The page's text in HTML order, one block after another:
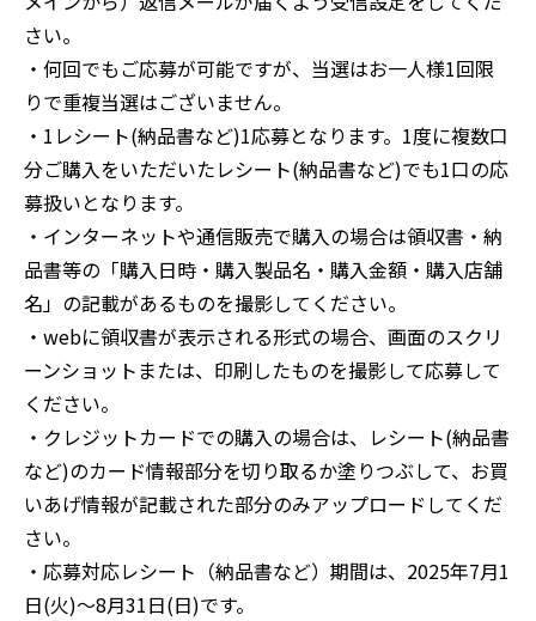
さい。
・何回でもご応募が可能ですが、当選はお一人様1回限
りで重複当選はございません。
・1レシート(納品書など)1応募となります。1度に複数口
分ご購入をいただいたレシート(納品書など)でも1口の応
募扱いとなります。
・インターネットや通信販売で購入の場合は領収書・納
品書等の「購入日時・購入製品名・購入金額・購入店舗
名」の記載があるものを撮影してください。
・webに領収書が表示される形式の場合、画面のスクリ
ーンショットまたは、印刷したものを撮影して応募して
ください。
・クレジットカードでの購入の場合は、レシート(納品書
など)のカード情報部分を切り取るか塗りつぶして、お買
いあげ情報が記載された部分のみアップロードしてくだ
さい。
・応募対応レシート（納品書など）期間は、2025年7月1
日(火)〜8月31日(日)です。